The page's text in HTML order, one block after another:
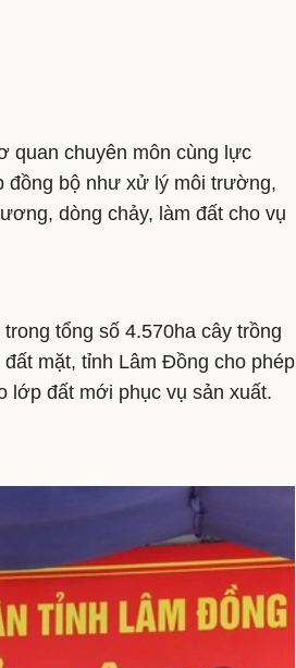
quan chuyên môn cùng lực
đồng bộ như xử lý môi trường,
dòng chảy, làm đất cho vụ
tổng số 4.570ha cây trồng
mặt, tỉnh Lâm Đồng cho phép
lớp đất mới phục vụ sản xuất.